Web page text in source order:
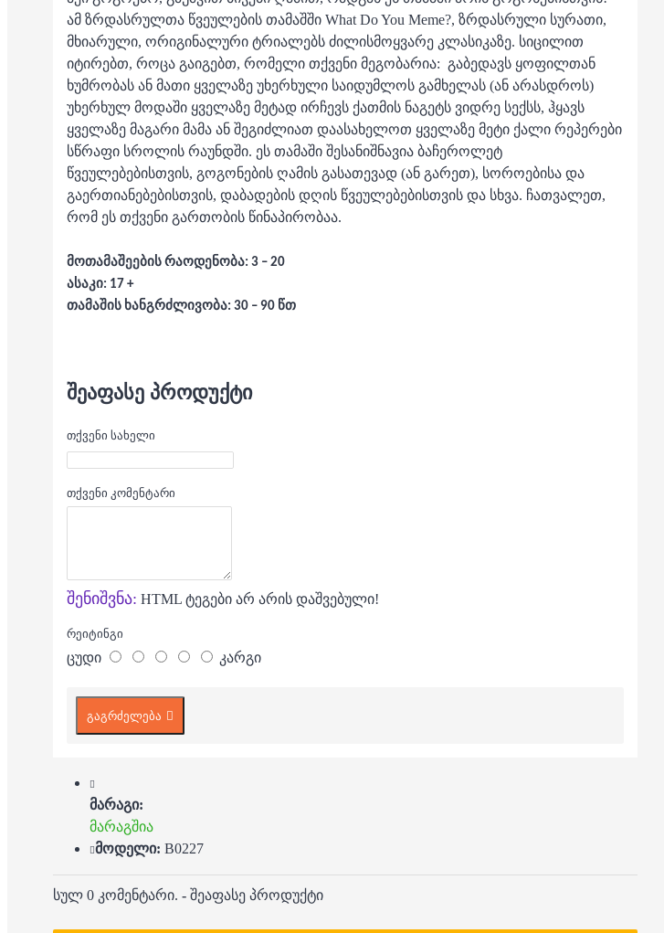
ამ ზრდასრულთა წვეულების თამაშში What Do You Meme?, ზრდასრული სურათი,
მხიარული, ორიგინალური ტრიალებს ძილისმოყვარე კლასიკაზე. სიცილით
იტირებთ, როცა გაიგებთ, რომელი თქვენი მეგობარია: გაბედავს ყოფილთან
ხუმრობას ან მათი ყველაზე უხერხული საიდუმლოს გამხელას (ან არასდროს)
უხერხულ მოდაში ყველაზე მეტად ირჩევს ქათმის ნაგეტს ვიდრე სექსს, ჰყავს
ყველაზე მაგარი მამა ან შეგიძლიათ დაასახელოთ ყველაზე მეტი ქალი რეპერები
სწრაფი სროლის რაუნდში. ეს თამაში შესანიშნავია ბაჩეროლეტ
წვეულებებისთვის, გოგონების ღამის გასათევად (ან გარეთ), სოროებისა და
გაერთიანებებისთვის, დაბადების დღის წვეულებებისთვის და სხვა. ჩათვალეთ,
რომ ეს თქვენი გართობის წინაპირობაა.
მოთამაშეების რაოდენობა: 3 – 20
ასაკი: 17 +
თამაშის ხანგრძლივობა: 30 – 90 წთ
ᲨᲔᲐᲤᲐᲡᲔ ᲞᲠᲝᲓᲣᲥᲢᲘ
თქვენი სახელი
თქვენი კომენტარი
შენიშვნა: HTML ტეგები არ არის დაშვებული!
რეიტინგი
ცუდი კარგი
გაგრძელება
მარაგი:
მარაგშია
მოდელი: B0227
სულ 0 კომენტარი. - შეაფასე პროდუქტი